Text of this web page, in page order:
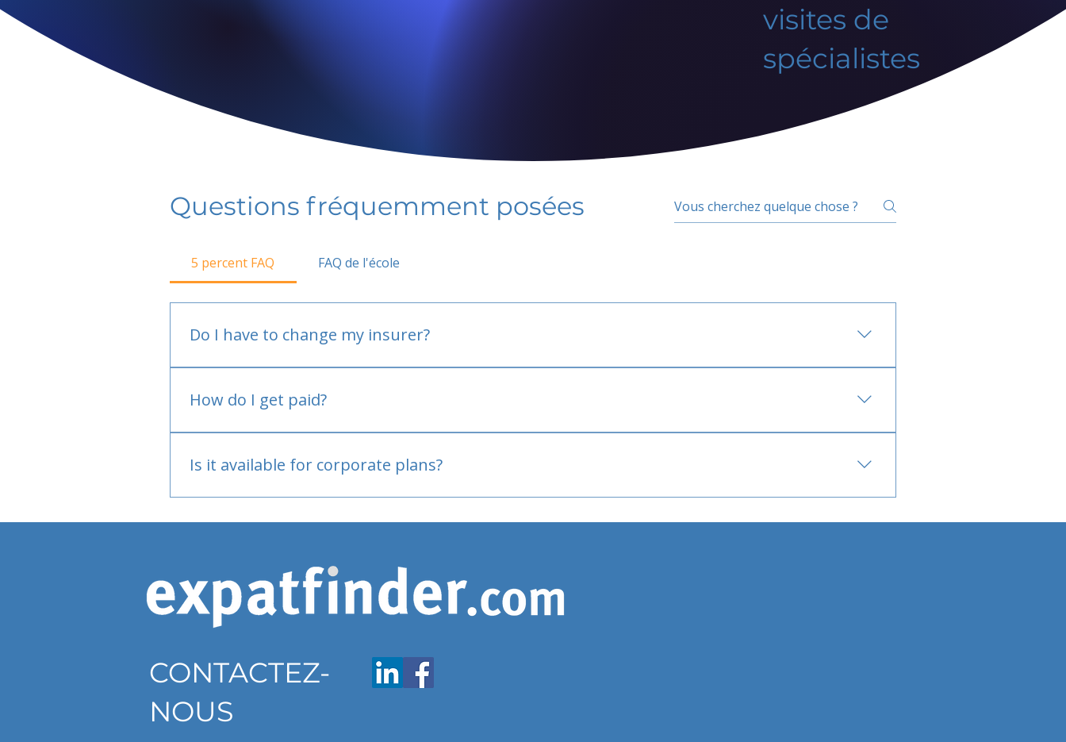
visites de
spécialistes
Questions fréquemment posées
5 percent FAQ FAQ de l'école
Do I have to change my insurer?
How do I get paid?
Is it available for corporate plans?
CONTACTEZ-
NOUS